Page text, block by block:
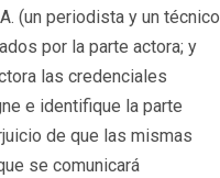
(un periodista y un técnico
por la parte actora; y
las credenciales
e identifique la parte
de que las mismas
se comunicará